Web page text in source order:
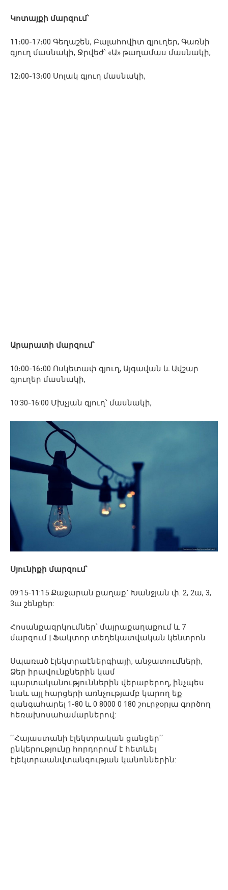
Կոտայքի մարզում՝
11։00-17։00 Գեղաշեն, Բալահովիտ գյուղեր, Գառնի
գյուղ մասնակի, Ջրվեժ՝ «Ա» թաղամաս մասնակի,
12։00-13։00 Սոլակ գյուղ մասնակի,
Արարատի մարզում՝
10։00-16։00 Ոսկետափ գյուղ, Այգավան և Ավշար
գյուղեր մասնակի,
10:30-16:00 Մխչյան գյուղ՝ մասնակի,
Սյունիքի մարզում՝
09:15-11:15 Քաջարան քաղաք` Խանջյան փ. 2, 2ա, 3,
3ա շենքեր:
Հոսանքազրկումներ՝ մայրաքաղաքում և 7
մարզում | Ֆակտոր տեղեկատվական կենտրոն
Սպառած էլեկտրաէներգիայի, անջատումների,
Ձեր իրավունքներին կամ
պարտականություններին վերաբերող, ինչպես
նաև այլ հարցերի առնչությամբ կարող եք
զանգահարել 1-80 և 0 8000 0 180 շուրջօրյա գործող
հեռախոսահամարներով:
՛՛Հայաստանի էլեկտրական ցանցեր՛՛
ընկերությունը հորդորում է հետևել
էլեկտրաանվտանգության կանոններին: